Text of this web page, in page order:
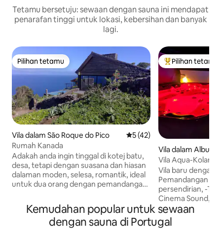
Tetamu bersetuju: sewaan dengan sauna ini mendapat
penarafan tinggi untuk lokasi, kebersihan dan banyak
lagi.
Pilihan tetamu
Pilihan tetamu
Vila dalam São Roque do Pico Penarafan purata 5
5 (42)
Rumah Kanada
Adakah anda ingin tinggal di kotej batu,
desa, tetapi dengan suasana dan hiasan
dalaman moden, selesa, romantik, ideal
untuk dua orang dengan pemandangan
tempat yang betul, ia ada di sini.
Terdapat dek dengan kerusi rehat,
barbeku batu, pemandangan penuh
pulau São Jorge dan terusan. Dari
Pilihan utama
Pilihan tetamu
Vila dalam
Vila Aqua-Kolam
Sauna-Urutan-
Vila baru dengan
Pemandangan
persendirian, -TV
Cinema Sound, +
barbeku gas, berhawa
bilik, 10 minit
Kolam renang
Kemudahan popular untuk sewaan
dengan sauna di Portugal